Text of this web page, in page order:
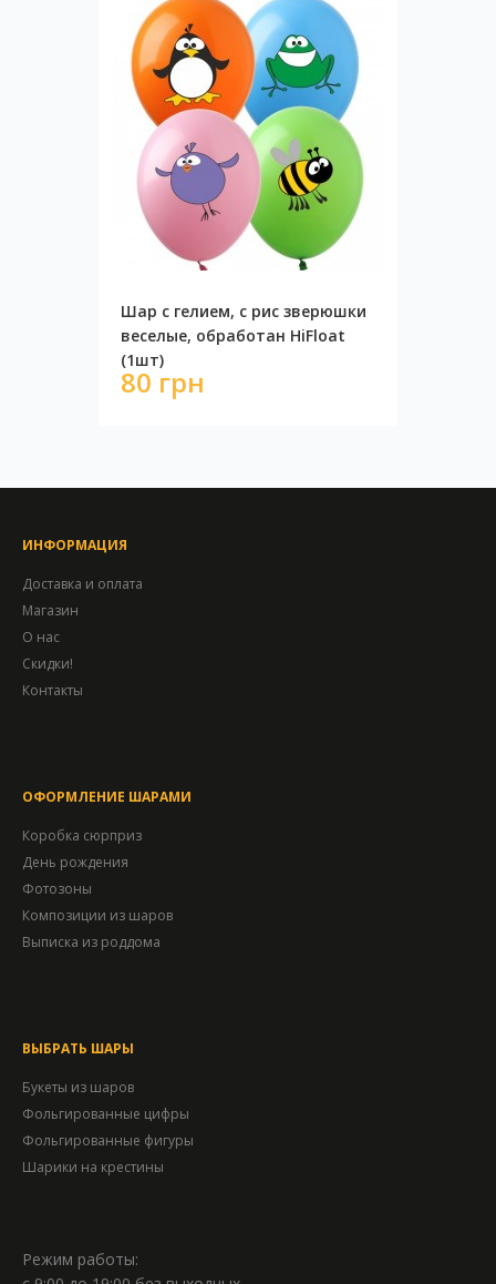
Шар с гелием, с рис зверюшки
веселые, обработан HiFloat
(1шт)
80 грн
ИНФОРМАЦИЯ
Доставка и оплата
Магазин
О нас
Скидки!
Контакты
ОФОРМЛЕНИЕ ШАРАМИ
Коробка сюрприз
День рождения
Фотозоны
Композиции из шаров
Выписка из роддома
ВЫБРАТЬ ШАРЫ
Букеты из шаров
Фольгированные цифры
Фольгированные фигуры
Шарики на крестины
Режим работы: